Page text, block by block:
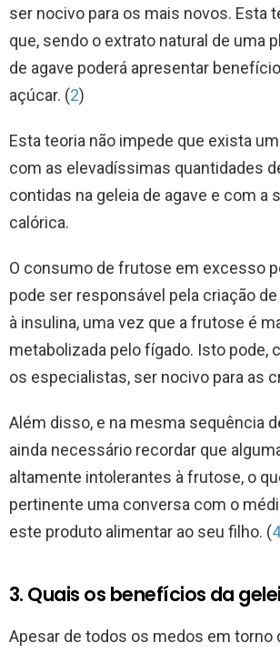
ser nocivo para os mais novos. Esta
que, sendo o extrato natural de uma
de agave poderá apresentar
açúcar. (2)
Esta teoria não impede que exista
com as elevadíssimas quantidades
contidas na geleia de agave e com a
calórica.
O consumo de frutose em excesso
pode ser responsável pela criação
à insulina, uma vez que a frutose é
metabolizada pelo fígado. Isto pode,
os especialistas, ser nocivo para as
Além disso, e na mesma sequência
ainda necessário recordar que
altamente intolerantes à frutose, o
pertinente uma conversa com o
este produto alimentar ao seu filho. (4
3. Quais os benefícios da
Apesar de todos os medos em torno